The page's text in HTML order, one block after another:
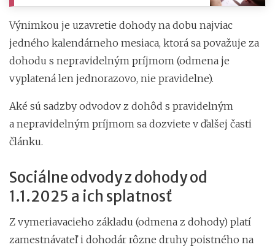
Výnimkou je uzavretie dohody na dobu najviac
jedného kalendárneho mesiaca, ktorá sa považuje za
dohodu s nepravidelným príjmom (odmena je
vyplatená len jednorazovo, nie pravidelne).
Aké sú sadzby odvodov z dohôd s pravidelným
a nepravidelným príjmom sa dozviete v ďalšej časti
článku.
Sociálne odvody z dohody od
1.1.2025 a ich splatnosť
Z vymeriavacieho základu (odmena z dohody) platí
zamestnávateľ i dohodár rôzne druhy poistného na